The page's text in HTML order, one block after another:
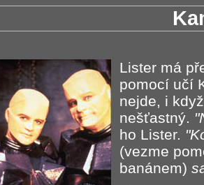
Lister má
pomocí učí
nejde, i
nešťastný.
ho Lister.
(vezme
banánem)